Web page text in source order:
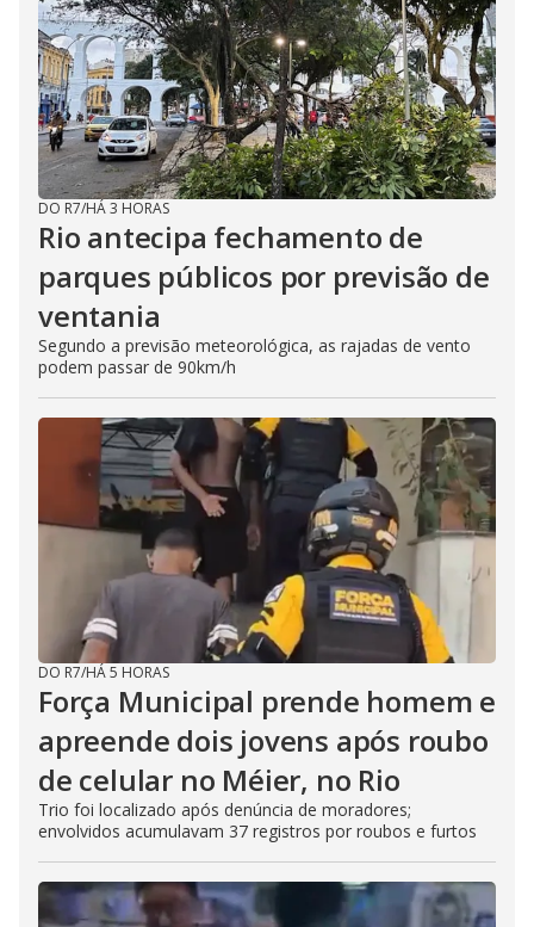
DO R7/HÁ 3 HORAS
Rio antecipa fechamento de
parques públicos por previsão de
ventania
Segundo a previsão meteorológica, as rajadas de vento
podem passar de 90km/h
DO R7/HÁ 5 HORAS
Força Municipal prende homem e
apreende dois jovens após roubo
de celular no Méier, no Rio
Trio foi localizado após denúncia de moradores;
envolvidos acumulavam 37 registros por roubos e furtos